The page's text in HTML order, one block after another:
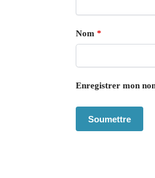
Nom *
Enregistrer mon